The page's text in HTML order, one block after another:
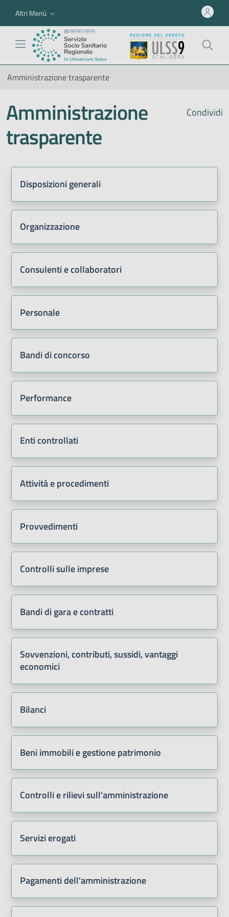
Altri Menù
Amministrazione trasparente
Condividi
Amministrazione
trasparente
Disposizioni generali
Organizzazione
Consulenti e collaboratori
Personale
Bandi di concorso
Performance
Enti controllati
Attività e procedimenti
Provvedimenti
Controlli sulle imprese
Bandi di gara e contratti
Sovvenzioni, contributi, sussidi, vantaggi
economici
Bilanci
Beni immobili e gestione patrimonio
Controlli e rilievi sull'amministrazione
Servizi erogati
Pagamenti dell'amministrazione